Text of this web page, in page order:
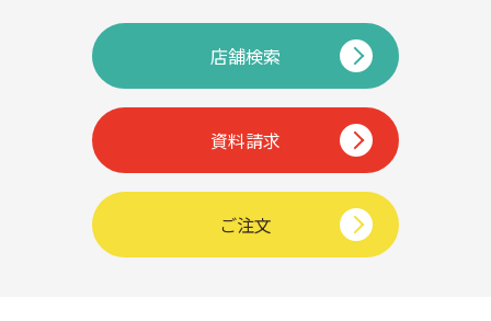
店舗検索
資料請求
ご注文